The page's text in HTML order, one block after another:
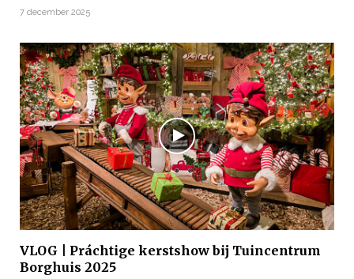
7 december 2025
VLOG | Práchtige kerstshow bij Tuincentrum
Borghuis 2025